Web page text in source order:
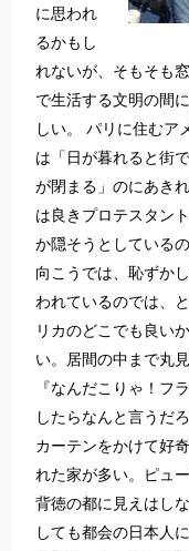
に思われ
るかもし
れないが、そもそも
で生活する文明の間
しい。 パリに住むア
は「日が暮れると街
が閉まる」のにあき
は良きプロテスタン
か隠そうとしている
向こうでは、恥ずか
われているのでは、
リカのどこでも良い
い。居間の中まで丸
『なんだこりゃ！フ
したらなんと言うだ
カーテンをかけて好
れた家が多い。ピュ
背徳の都に見えはし
しても都会の日本人